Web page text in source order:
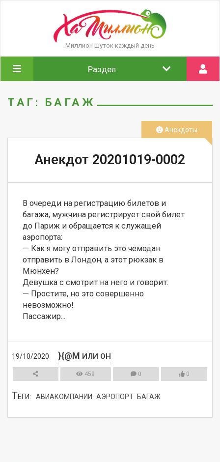
Миллион шуток каждый день
Раздел
ТАГ: БАГАЖ
Анекдот 20201019-0002
В очереди на регистрацию билетов и
багажа, мужчина регистрирует свой билет
до Париж и обращается к служащей
аэропорта:
— Как я могу отправить это чемодан
отправить в Лондон, а этот рюкзак в
Мюнхен?
Девушка с смотрит на него и говорит:
— Простите, но это совершенно
невозможно!
Пассажир...
19/10/2020 }{@M ИЛИ ОН
459 0 0
Анекдоты
ТЕГИ: АВИАКОМПАНИИ АЭРОПОРТ БАГАЖ